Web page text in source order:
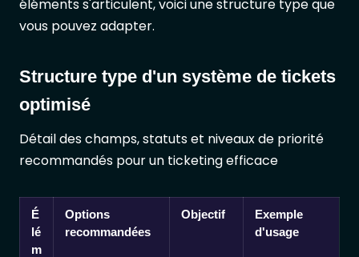
éléments s'articulent, voici une structure type que
vous pouvez adapter.
Structure type d'un système de tickets
optimisé
Détail des champs, statuts et niveaux de priorité
recommandés pour un ticketing efficace
É
lé
m
Options
recommandées
Objectif
Exemple
d'usage